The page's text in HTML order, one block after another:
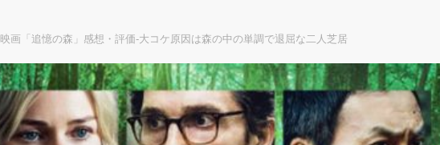
映画「追憶の森」感想・評価‐大コケ原因は森の中の単調で退屈な二人芝居